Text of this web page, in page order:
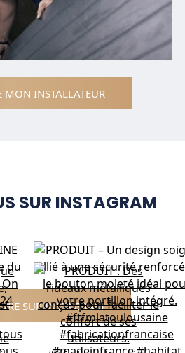
MON INSTALLATEUR
SUR INSTAGRAM
SUR INSTAGRAM